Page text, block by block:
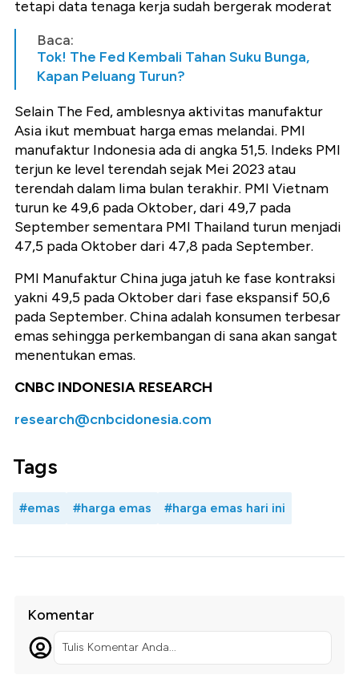
tetapi data tenaga kerja sudah bergerak moderat
Baca:
Tok! The Fed Kembali Tahan Suku Bunga,
Kapan Peluang Turun?
Selain The Fed, amblesnya aktivitas manufaktur
Asia ikut membuat harga emas melandai. PMI
manufaktur Indonesia ada di angka 51,5. Indeks PMI
terjun ke level terendah sejak Mei 2023 atau
terendah dalam lima bulan terakhir. PMI Vietnam
turun ke 49,6 pada Oktober, dari 49,7 pada
September sementara PMI Thailand turun menjadi
47,5 pada Oktober dari 47,8 pada September.
PMI Manufaktur China juga jatuh ke fase kontraksi
yakni 49,5 pada Oktober dari fase ekspansif 50,6
pada September. China adalah konsumen terbesar
emas sehingga perkembangan di sana akan sangat
menentukan emas.
CNBC INDONESIA RESEARCH
research@cnbcidonesia.com
Tags
#emas #harga emas #harga emas hari ini
Komentar
Tulis Komentar Anda...